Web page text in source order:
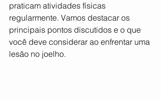
praticam atividades físicas
regularmente. Vamos destacar os
principais pontos discutidos e o que
você deve considerar ao enfrentar uma
lesão no joelho.